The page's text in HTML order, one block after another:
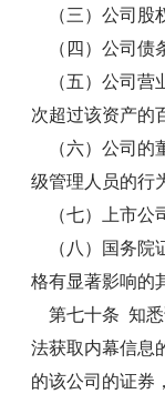
（三）公司股
（四）公司债
（五）公司营
次超过该资产的
（六）公司的
级管理人员的行
（七）上市公
（八）国务院
格有显著影响的
第七十条 知悉
法获取内幕信息
的该公司的证券